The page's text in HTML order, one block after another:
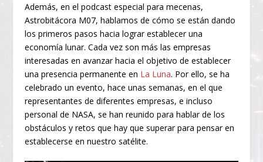
Además, en el podcast especial para mecenas,
Astrobitácora M07, hablamos de cómo se están dando
los primeros pasos hacia lograr establecer una
economía lunar. Cada vez son más las empresas
interesadas en avanzar hacia el objetivo de establecer
una presencia permanente en La Luna. Por ello, se ha
celebrado un evento, hace unas semanas, en el que
representantes de diferentes empresas, e incluso
personal de NASA, se han reunido para hablar de los
obstáculos y retos que hay que superar para pensar en
establecerse en nuestro satélite.